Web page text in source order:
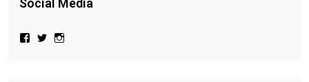
Social Media
BekijkBekijk